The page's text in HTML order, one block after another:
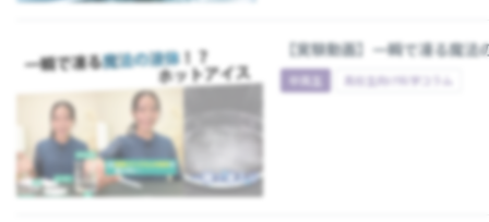
【実験動画】一瞬で凍る魔
中高生 高校生向け科学コラム